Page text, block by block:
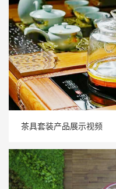
茶具套装产品展示视频
茶具套装产品展示视频